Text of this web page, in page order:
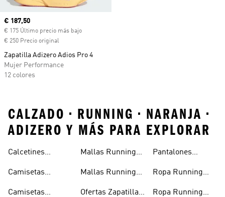
Precio actual
€ 187,50
€ 175 Último precio más bajo
€ 250 Precio original
Zapatilla Adizero Adios Pro 4
Mujer Performance
12 colores
CALZADO • RUNNING • NARANJA •
ADIZERO Y MÁS PARA EXPLORAR
Calcetines
Camisetas
Camisetas
Mallas Running
Mallas Running
Ofertas Zapatillas
Pantalones
Ropa Running
Ropa Running